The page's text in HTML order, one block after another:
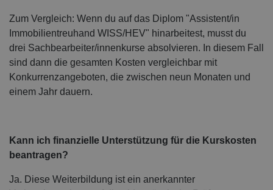
Zum Vergleich: Wenn du auf das Diplom "Assistent/in
Immobilientreuhand WISS/HEV" hinarbeitest, musst du
drei Sachbearbeiter/innenkurse absolvieren. In diesem Fall
sind dann die gesamten Kosten vergleichbar mit
Konkurrenzangeboten, die zwischen neun Monaten und
einem Jahr dauern.
Kann ich finanzielle Unterstützung für die Kurskosten
beantragen?
Ja. Diese Weiterbildung ist ein anerkannter